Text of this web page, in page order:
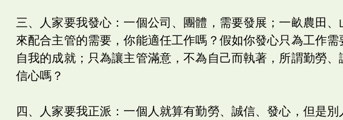
三、人家要我發心：一個公司、團體，需要發展；一畝農田
來配合主管的需要，你能適任工作嗎？假如你發心只為工作
自我的成就；只為讓主管滿意，不為自己而執著，所謂勤勞
信心嗎？
四、人家要我正派：一個人就算有勤勞、誠信、發心，但是